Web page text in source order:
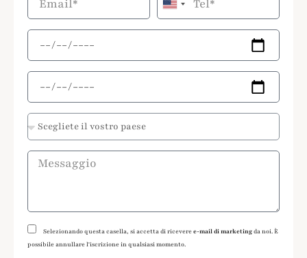
United
Selezionando questa casella, si accetta di riceveree-mail di marketingda noi. È
possibile annullare l'iscrizione in qualsiasi momento.